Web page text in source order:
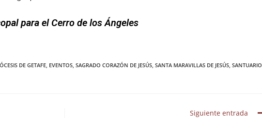
para el Cerro de los Ángeles
DE GETAFE, EVENTOS, SAGRADO CORAZÓN DE JESÚS, SANTA MARAVILLAS DE JESÚS, SANTUARIO
Siguiente entrada